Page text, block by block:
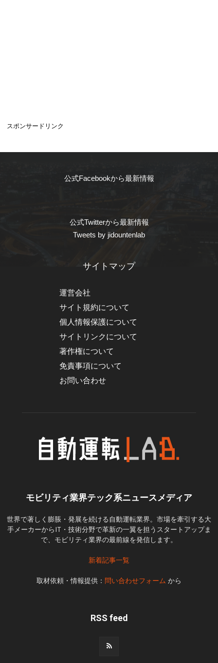
スポンサードリンク
公式Facebookから最新情報
公式Twitterから最新情報
Tweets by jidountenlab
サイトマップ
運営会社
サイト規約について
個人情報保護について
サイトリンクについて
著作権について
免責事項について
お問い合わせ
モビリティ業界テック系ニュースメディア
世界で著しく膨脹・発展を続ける自動運転業界。市場を牽引する大
手メーカーからIT・技術分野で革新の一翼を担うスタートアップま
で、モビリティ業界の最前線を発信します。
新着記事一覧
取材依頼・情報提供： 問い合わせフォーム から
RSS feed